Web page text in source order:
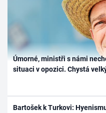
Úmorné, ministři s námi
situaci v opozici. Chystá
Bartošek k Turkovi: